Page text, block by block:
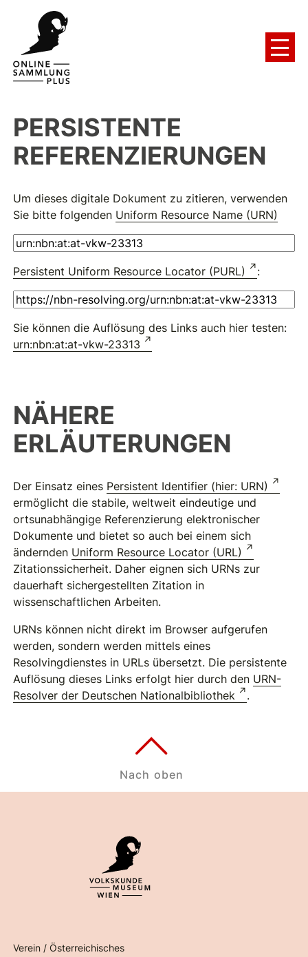
PERSISTENTE
REFERENZIERUNGEN
Um dieses digitale Dokument zu zitieren, verwenden
Sie bitte folgenden Uniform Resource Name (URN)
Persistent Uniform Resource Locator (PURL) :
Sie können die Auflösung des Links auch hier testen:
urn:nbn:at:at-vkw-23313
NÄHERE
ERLÄUTERUNGEN
Der Einsatz eines Persistent Identifier (hier: URN)
ermöglicht die stabile, weltweit eindeutige und
ortsunabhängige Referenzierung elektronischer
Dokumente und bietet so auch bei einem sich
ändernden Uniform Resource Locator (URL)
Zitationssicherheit. Daher eignen sich URNs zur
dauerhaft sichergestellten Zitation in
wissenschaftlichen Arbeiten.
URNs können nicht direkt im Browser aufgerufen
werden, sondern werden mittels eines
Resolvingdienstes in URLs übersetzt. Die persistente
Auflösung dieses Links erfolgt hier durch den URN-
Resolver der Deutschen Nationalbibliothek
.
Verein / Österreichisches
Nach oben